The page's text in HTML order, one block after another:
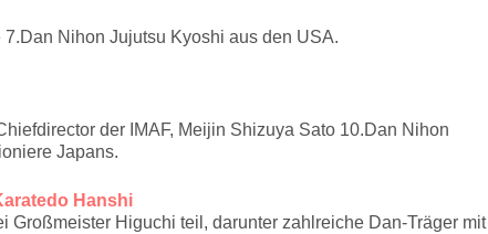
Nihon Jujutsu Kyoshi aus den USA.
der IMAF, Meijin Shizuya Sato 10.Dan Nihon
Japans.
Hanshi
Großmeister Higuchi teil, darunter zahlreiche Dan-Träger mit